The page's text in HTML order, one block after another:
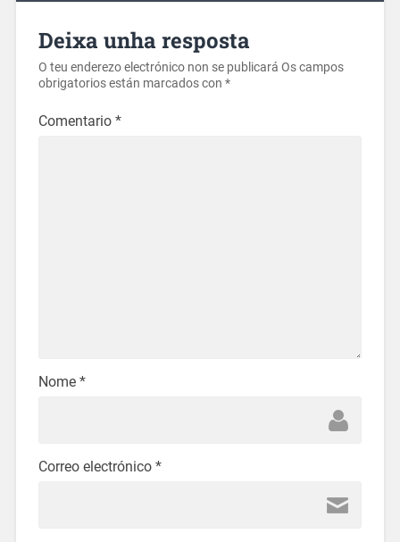
Deixa unha resposta
O teu enderezo electrónico non se publicará Os campos
obrigatorios están marcados con *
Comentario *
Nome *
Correo electrónico *